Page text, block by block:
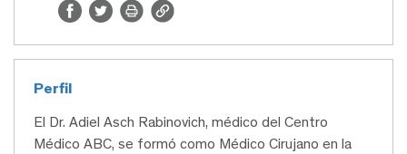
Perfil
El Dr. Adiel Asch Rabinovich, médico del Centro
Médico ABC, se formó como Médico Cirujano en la